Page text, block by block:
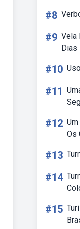
#8
#9 Vela
Dias
#10
#11
#12
Os
#13
#14
#15